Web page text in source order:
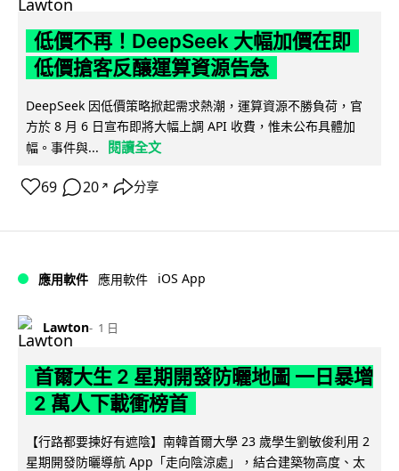
低價不再！DeepSeek 大幅加價在即
低價搶客反釀運算資源告急
DeepSeek 因低價策略掀起需求熱潮，運算資源不勝負荷，官
方於 8 月 6 日宣布即將大幅上調 API 收費，惟未公布具體加
幅。事件與...
閱讀全文
69 20 ↗ 分享
應用軟件 應用軟件 iOS App
Lawton 1 日
首爾大生 2 星期開發防曬地圖 一日暴增
2 萬人下載衝榜首
【行路都要揀好有遮陰】南韓首爾大學 23 歲學生劉敏俊利用 2
星期開發防曬導航 App「走向陰涼處」，結合建築物高度、太